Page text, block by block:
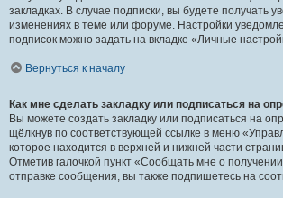
закладках. В случае подписки, вы будете получать
изменениях в теме или форуме. Настройки
подписок можно задать на вкладке «Личные
Вернуться к началу
Как мне сделать закладку или подписаться на
Вы можете создать закладку или подписаться на
щёлкнув по соответствующей ссылке в меню
которое находится в верхней и нижней части
Отметив галочкой пункт «Сообщать мне о
отправке сообщения, вы также подпишетесь на